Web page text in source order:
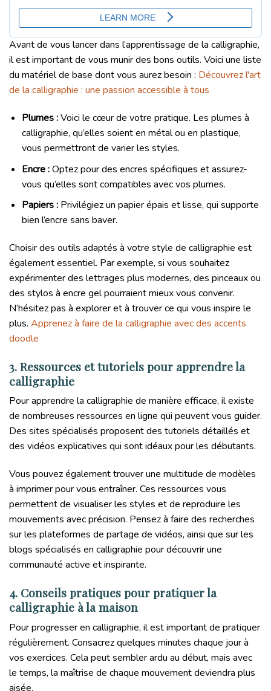
Avant de vous lancer dans l’apprentissage de la calligraphie,
il est important de vous munir des bons outils. Voici une liste
du matériel de base dont vous aurez besoin : Découvrez l'art
de la calligraphie : une passion accessible à tous
Plumes :Voici le cœur de votre pratique. Les plumes à
calligraphie, qu’elles soient en métal ou en plastique,
vous permettront de varier les styles.
Encre :Optez pour des encres spécifiques et assurez-
vous qu’elles sont compatibles avec vos plumes.
Papiers :Privilégiez un papier épais et lisse, qui supporte
bien l’encre sans baver.
Choisir des outils adaptés à votre style de calligraphie est
également essentiel. Par exemple, si vous souhaitez
expérimenter des lettrages plus modernes, des pinceaux ou
des stylos à encre gel pourraient mieux vous convenir.
N’hésitez pas à explorer et à trouver ce qui vous inspire le
plus. Apprenez à faire de la calligraphie avec des accents
doodle
3. Ressources et tutoriels pour apprendre la
calligraphie
Pour apprendre la calligraphie de manière efficace, il existe
de nombreuses ressources en ligne qui peuvent vous guider.
Des sites spécialisés proposent des tutoriels détaillés et
des vidéos explicatives qui sont idéaux pour les débutants.
Vous pouvez également trouver une multitude de modèles
à imprimer pour vous entraîner. Ces ressources vous
permettent de visualiser les styles et de reproduire les
mouvements avec précision. Pensez à faire des recherches
sur les plateformes de partage de vidéos, ainsi que sur les
blogs spécialisés en calligraphie pour découvrir une
communauté active et inspirante.
4. Conseils pratiques pour pratiquer la
calligraphie à la maison
Pour progresser en calligraphie, il est important de pratiquer
régulièrement. Consacrez quelques minutes chaque jour à
vos exercices. Cela peut sembler ardu au début, mais avec
le temps, la maîtrise de chaque mouvement deviendra plus
aisée.